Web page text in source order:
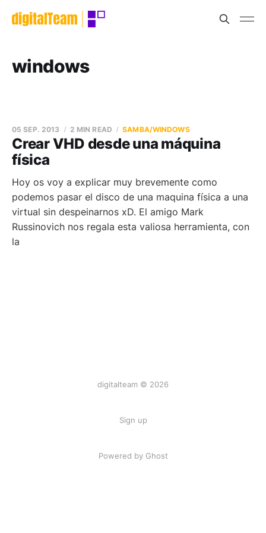
windows
Crear VHD desde una máquina
física
05 SEP. 2013 2 MIN READ SAMBA/WINDOWS
Hoy os voy a explicar muy brevemente como
podemos pasar el disco de una maquina física a una
virtual sin despeinarnos xD. El amigo Mark
Russinovich nos regala esta valiosa herramienta, con
la
digitalteam © 2026
Sign up
Powered by Ghost